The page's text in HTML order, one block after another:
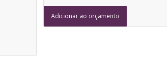
Adicionar ao orçamento